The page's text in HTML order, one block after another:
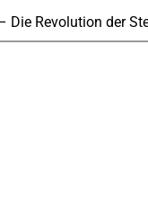
Die Revolution der